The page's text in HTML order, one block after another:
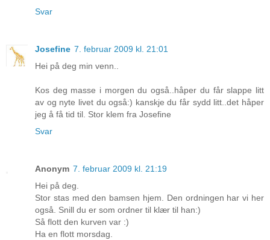
Svar
Josefine 7. februar 2009 kl. 21:01
Hei på deg min venn..
Kos deg masse i morgen du også..håper du får slappe litt
av og nyte livet du også:) kanskje du får sydd litt..det håper
jeg å få tid til. Stor klem fra Josefine
Svar
Anonym 7. februar 2009 kl. 21:19
Hei på deg.
Stor stas med den bamsen hjem. Den ordningen har vi her
også. Snill du er som ordner til klær til han:)
Så flott den kurven var :)
Ha en flott morsdag.